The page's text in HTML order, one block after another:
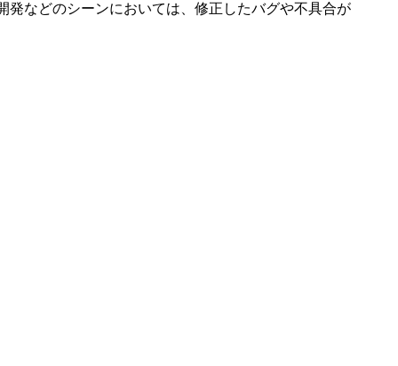
発などのシーンにおいては、修正したバグや不具合が